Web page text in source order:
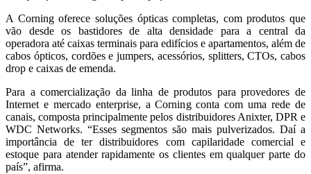
A Corning oferece soluções ópticas completas, com produtos que
vão desde os bastidores de alta densidade para a central da
operadora até caixas terminais para edifícios e apartamentos, além de
cabos ópticos, cordões e jumpers, acessórios, splitters, CTOs, cabos
drop e caixas de emenda.
Para a comercialização da linha de produtos para provedores de
Internet e mercado enterprise, a Corning conta com uma rede de
canais, composta principalmente pelos distribuidores Anixter, DPR e
WDC Networks. “Esses segmentos são mais pulverizados. Daí a
importância de ter distribuidores com capilaridade comercial e
estoque para atender rapidamente os clientes em qualquer parte do
país”, afirma.